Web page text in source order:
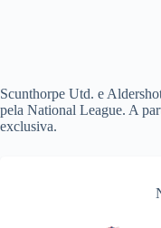
Scunthorpe Utd. e
pela National League. A
exclusiva.